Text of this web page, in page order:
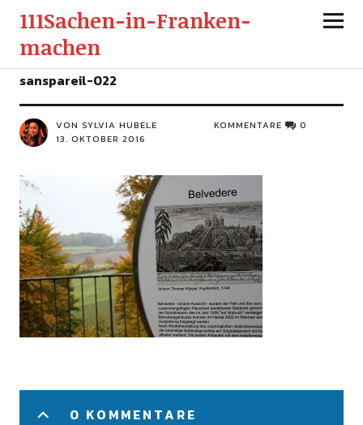
111Sachen-in-Franken-
machen
sanspareil-022
VON SYLVIA HUBELE
13. OKTOBER 2016
KOMMENTARE 0
0 KOMMENTARE